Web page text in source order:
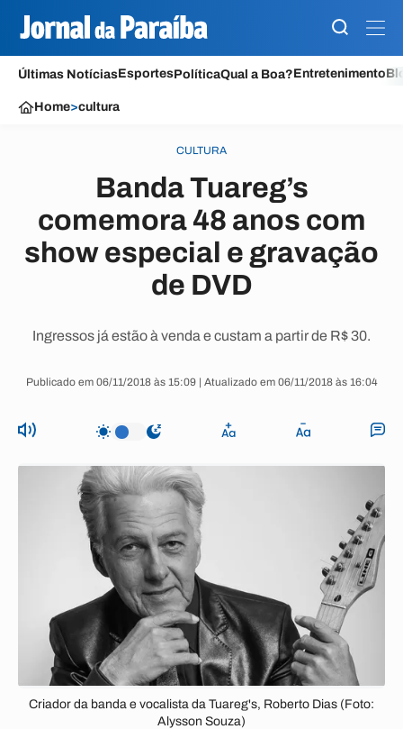
Últimas NotíciasEsportesPolíticaQual a Boa?Entretenimento
Home>cultura
CULTURA
Banda Tuareg’s
comemora 48 anos com
show especial e gravação
de DVD
Ingressos já estão à venda e custam a partir de R$ 30.
Publicado em 06/11/2018 às 15:09 | Atualizado em 06/11/2018 às 16:04
Criador da banda e vocalista da Tuareg's, Roberto Dias (Foto:
Alysson Souza)